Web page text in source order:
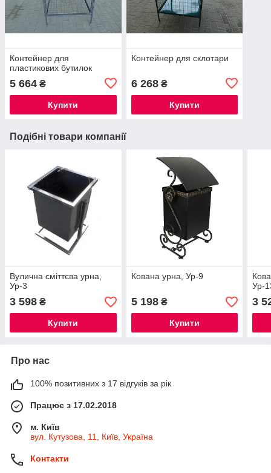
Контейнер для
пластикових бутилок
5 664 ₴
Купити
Контейнер для склотари
6 268₴
Купити
Подібні товари компанії
Вулична сміттєва урна,
Ур-3
3 598 ₴
Купити
Кована урна, Ур-9
5 198₴
Купити
Ур-
3
Про нас
100% позитивних з 17 відгуків за рік
Працює з 17.02.2018
м. Київ
вул. Кутузова, 11, Київ, Україна
Контакти